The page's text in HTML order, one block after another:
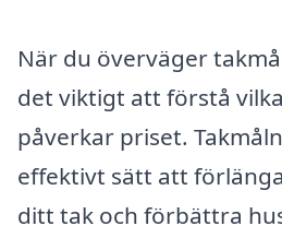
När du överväger
det viktigt att förstå
påverkar priset.
effektivt sätt att
ditt tak och förbättra